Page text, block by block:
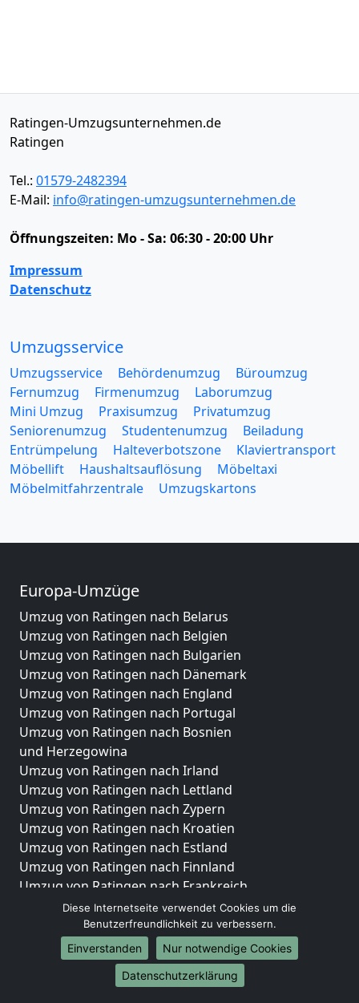
Ratingen-Umzugsunternehmen.de
Ratingen
Tel.: 01579-2482394
E-Mail: info@ratingen-umzugsunternehmen.de
Öffnungszeiten: Mo - Sa: 06:30 - 20:00 Uhr
Impressum
Datenschutz
Umzugsservice
Umzugsservice Behördenumzug
Büroumzug
Fernumzug
Firmenumzug
Laborumzug
Mini Umzug
Praxisumzug
Privatumzug
Seniorenumzug
Studentenumzug
Beiladung
Entrümpelung
Halteverbotszone
Klaviertransport
Möbellift
Haushaltsauflösung
Möbeltaxi
Möbelmitfahrzentrale
Umzugskartons
Europa-Umzüge
Umzug von Ratingen nach Belarus
Umzug von Ratingen nach Belgien
Umzug von Ratingen nach Bulgarien
Umzug von Ratingen nach Dänemark
Umzug von Ratingen nach England
Umzug von Ratingen nach Portugal
Umzug von Ratingen nach Bosnien
und Herzegowina
Umzug von Ratingen nach Irland
Umzug von Ratingen nach Lettland
Umzug von Ratingen nach Zypern
Umzug von Ratingen nach Kroatien
Umzug von Ratingen nach Estland
Umzug von Ratingen nach Finnland
Umzug von Ratingen nach Frankreich
Umzug von Ratingen nach Griechenland
Umzug von Ratingen nach Italien
Umzug von Ratingen nach Liechtenstein
Umzug von Ratingen nach Luxemburg
Umzug von Ratingen nach Niederlande
Diese Internetseite verwendet Cookies um die
Benutzerfreundlichkeit zu verbessern.
Einverstanden
Nur notwendige Cookies
Datenschutzerklärung